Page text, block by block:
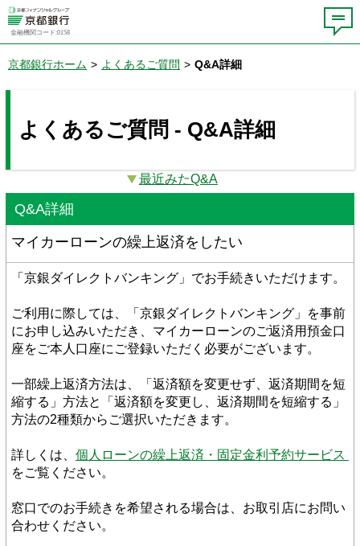
金融機関コード:0158
京都銀行ホーム > よくあるご質問 > Q&A詳細
よくあるご質問 - Q&A詳細
最近みたQ&A
Q&A詳細
マイカーローンの繰上返済をしたい
「京銀ダイレクトバンキング」でお手続きいただけます。
ご利用に際しては、「京銀ダイレクトバンキング」を事前
にお申し込みいただき、マイカーローンのご返済用預金口
座をご本人口座にご登録いただく必要がございます。
一部繰上返済方法は、「返済額を変更せず、返済期間を短
縮する」方法と「返済額を変更し、返済期間を短縮する」
方法の2種類からご選択いただきます。
詳しくは、
をご覧ください。
窓口でのお手続きを希望される場合は、お取引店にお問い
合わせください。